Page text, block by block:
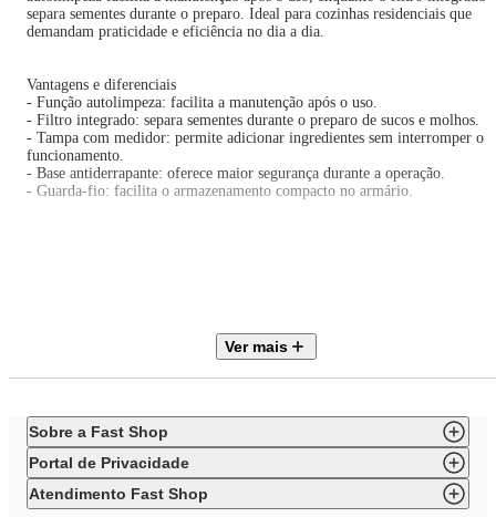
separa sementes durante o preparo. Ideal para cozinhas residenciais que
demandam praticidade e eficiência no dia a dia.
Vantagens e diferenciais
- Função autolimpeza: facilita a manutenção após o uso.
- Filtro integrado: separa sementes durante o preparo de sucos e molhos.
- Tampa com medidor: permite adicionar ingredientes sem interromper o
funcionamento.
- Base antiderrapante: oferece maior segurança durante a operação.
- Guarda-fio: facilita o armazenamento compacto no armário.
- O produto real pode apresentar pequenas variações de tonalidade,
compra.
ESPECIFICAÇÕES TÉCNICAS
Marca: Maxis
Ver mais
Sobre a Fast Shop
Portal de Privacidade
Atendimento Fast Shop